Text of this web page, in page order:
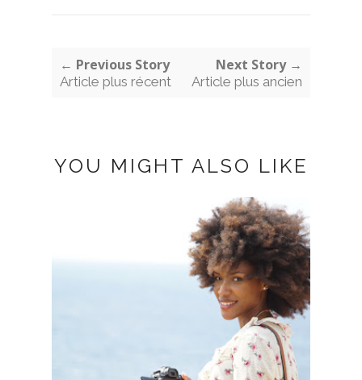
← Previous Story
Article plus récent
Next Story →
Article plus ancien
YOU MIGHT ALSO LIKE